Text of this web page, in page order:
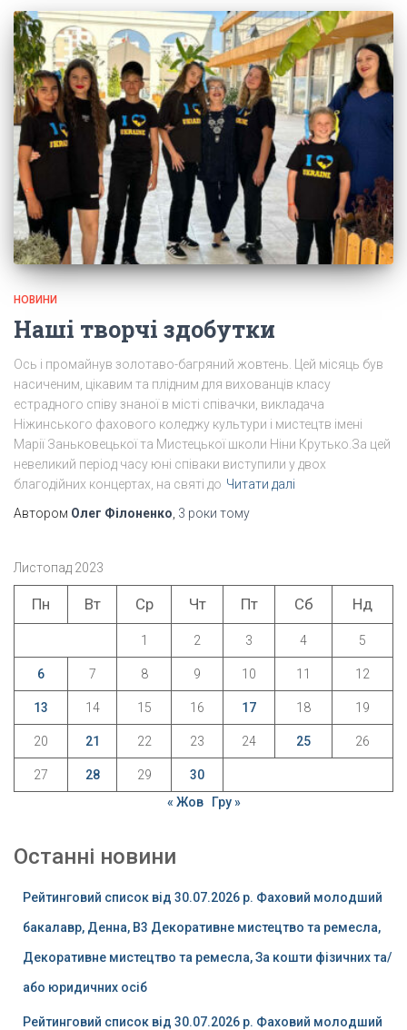
НОВИНИ
Наші творчі здобутки
Ось і промайнув золотаво-багряний жовтень. Цей місяць був
насиченим, цікавим та плідним для вихованців класу
естрадного співу знаної в місті співачки, викладача
Ніжинського фахового коледжу культури і мистецтв імені
Марії Заньковецької та Мистецької школи Ніни Крутько.За цей
невеликий період часу юні співаки виступили у двох
благодійних концертах, на святі до Читати далі
Автором Олег Філоненко 3 роки тому
Листопад 2023
Пн Вт Ср Чт Пт Сб Нд
1 2 3 4 5
6 7 8 9 10 11 12
13 14 15 16 17 18 19
20 21 22 23 24 25 26
27 28 29
30
« Жов
Гру »
Останні новини
Рейтинговий список від 30.07.2026 р. Фаховий молодший
бакалавр, Денна, B3 Декоративне мистецтво та ремесла,
Декоративне мистецтво та ремесла, За кошти фізичних та/
або юридичних осіб
Рейтинговий список від 30.07.2026 р. Фаховий молодший